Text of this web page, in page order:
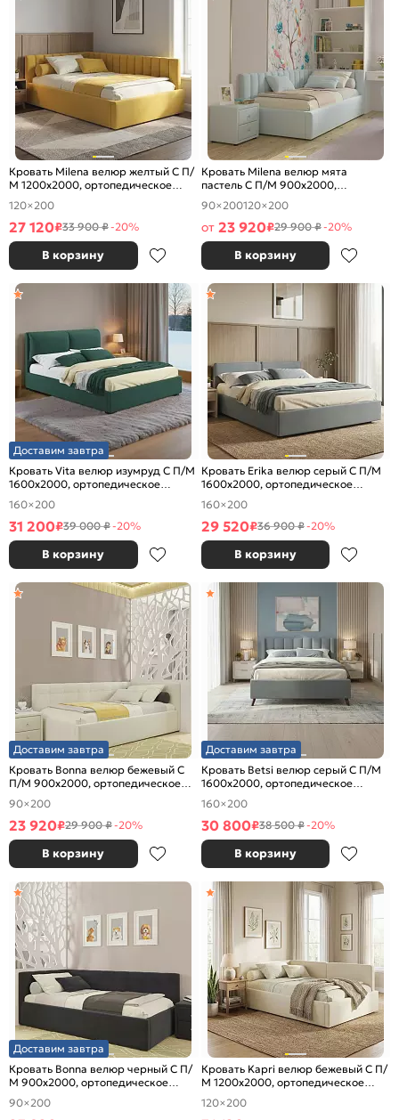
Кровать Milena велюр желтый С П/
М 1200x2000, ортопедическое
основание, изголовье мягкое
120×200
27 120₽33 900 ₽-20%
В корзину
Кровать Milena велюр мята
пастель С П/М 900x2000,
ортопедическое основание,
изголовье мягкое
90×200120×200
от 23 920₽29 900 ₽-20%
В корзину
Доставим завтра
Кровать Vita велюр изумруд С П/М
1600x2000, ортопедическое
основание, изголовье мягкое
160×200
31 200₽39 000 ₽-20%
В корзину
Кровать Erika велюр серый С П/М
1600x2000, ортопедическое
основание, изголовье мягкое
160×200
29 520₽36 900 ₽-20%
В корзину
Доставим завтра
Кровать Bonna велюр бежевый С
П/М 900x2000, ортопедическое
основание, изголовье мягкое
90×200
23 920₽29 900 ₽-20%
В корзину
Доставим завтра
Кровать Betsi велюр серый С П/М
1600x2000, ортопедическое
основание, изголовье мягкое
160×200
30 800₽38 500 ₽-20%
В корзину
Доставим завтра
Кровать Bonna велюр черный С П/
М 900x2000, ортопедическое
основание, изголовье мягкое
90×200
Кровать Kapri велюр бежевый С П/
М 1200x2000, ортопедическое
основание, изголовье мягкое
120×200